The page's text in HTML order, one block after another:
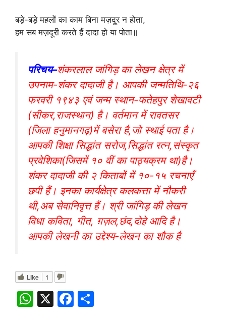
बड़े-बड़े महलों का काम बिना मज़दूर न होता,
हम सब मज़दूरी करते हैं दादा हो या पोता॥
परिचय–शंकरलाल जांगिड़ का लेखन क्षेत्र में
उपनाम-शंकर दादाजी है। आपकी जन्मतिथि-२६
फरवरी १९४३ एवं जन्म स्थान-फतेहपुर शेखावटी
(सीकर,राजस्थान) है। वर्तमान में रावतसर
(जिला हनुमानगढ़)में बसेरा है,जो स्थाई पता है।
आपकी शिक्षा सिद्धांत सरोज,सिद्धांत रत्न,संस्कृत
प्रवेशिका(जिसमें १० वीं का पाठ्यक्रम था)है।
शंकर दादाजी की २ किताबों में १०-१५ रचनाएँ
छपी हैं। इनका कार्यक्षेत्र कलकत्ता में नौकरी
थी,अब सेवानिवृत्त हैं। श्री जांगिड़ की लेखन
विधा कविता, गीत, ग़ज़ल,छंद,दोहे आदि है।
आपकी लेखनी का उद्देश्य-लेखन का शौक है
Like 1
W X
F